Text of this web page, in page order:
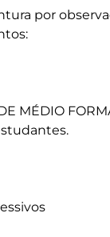
por
MÉDIO